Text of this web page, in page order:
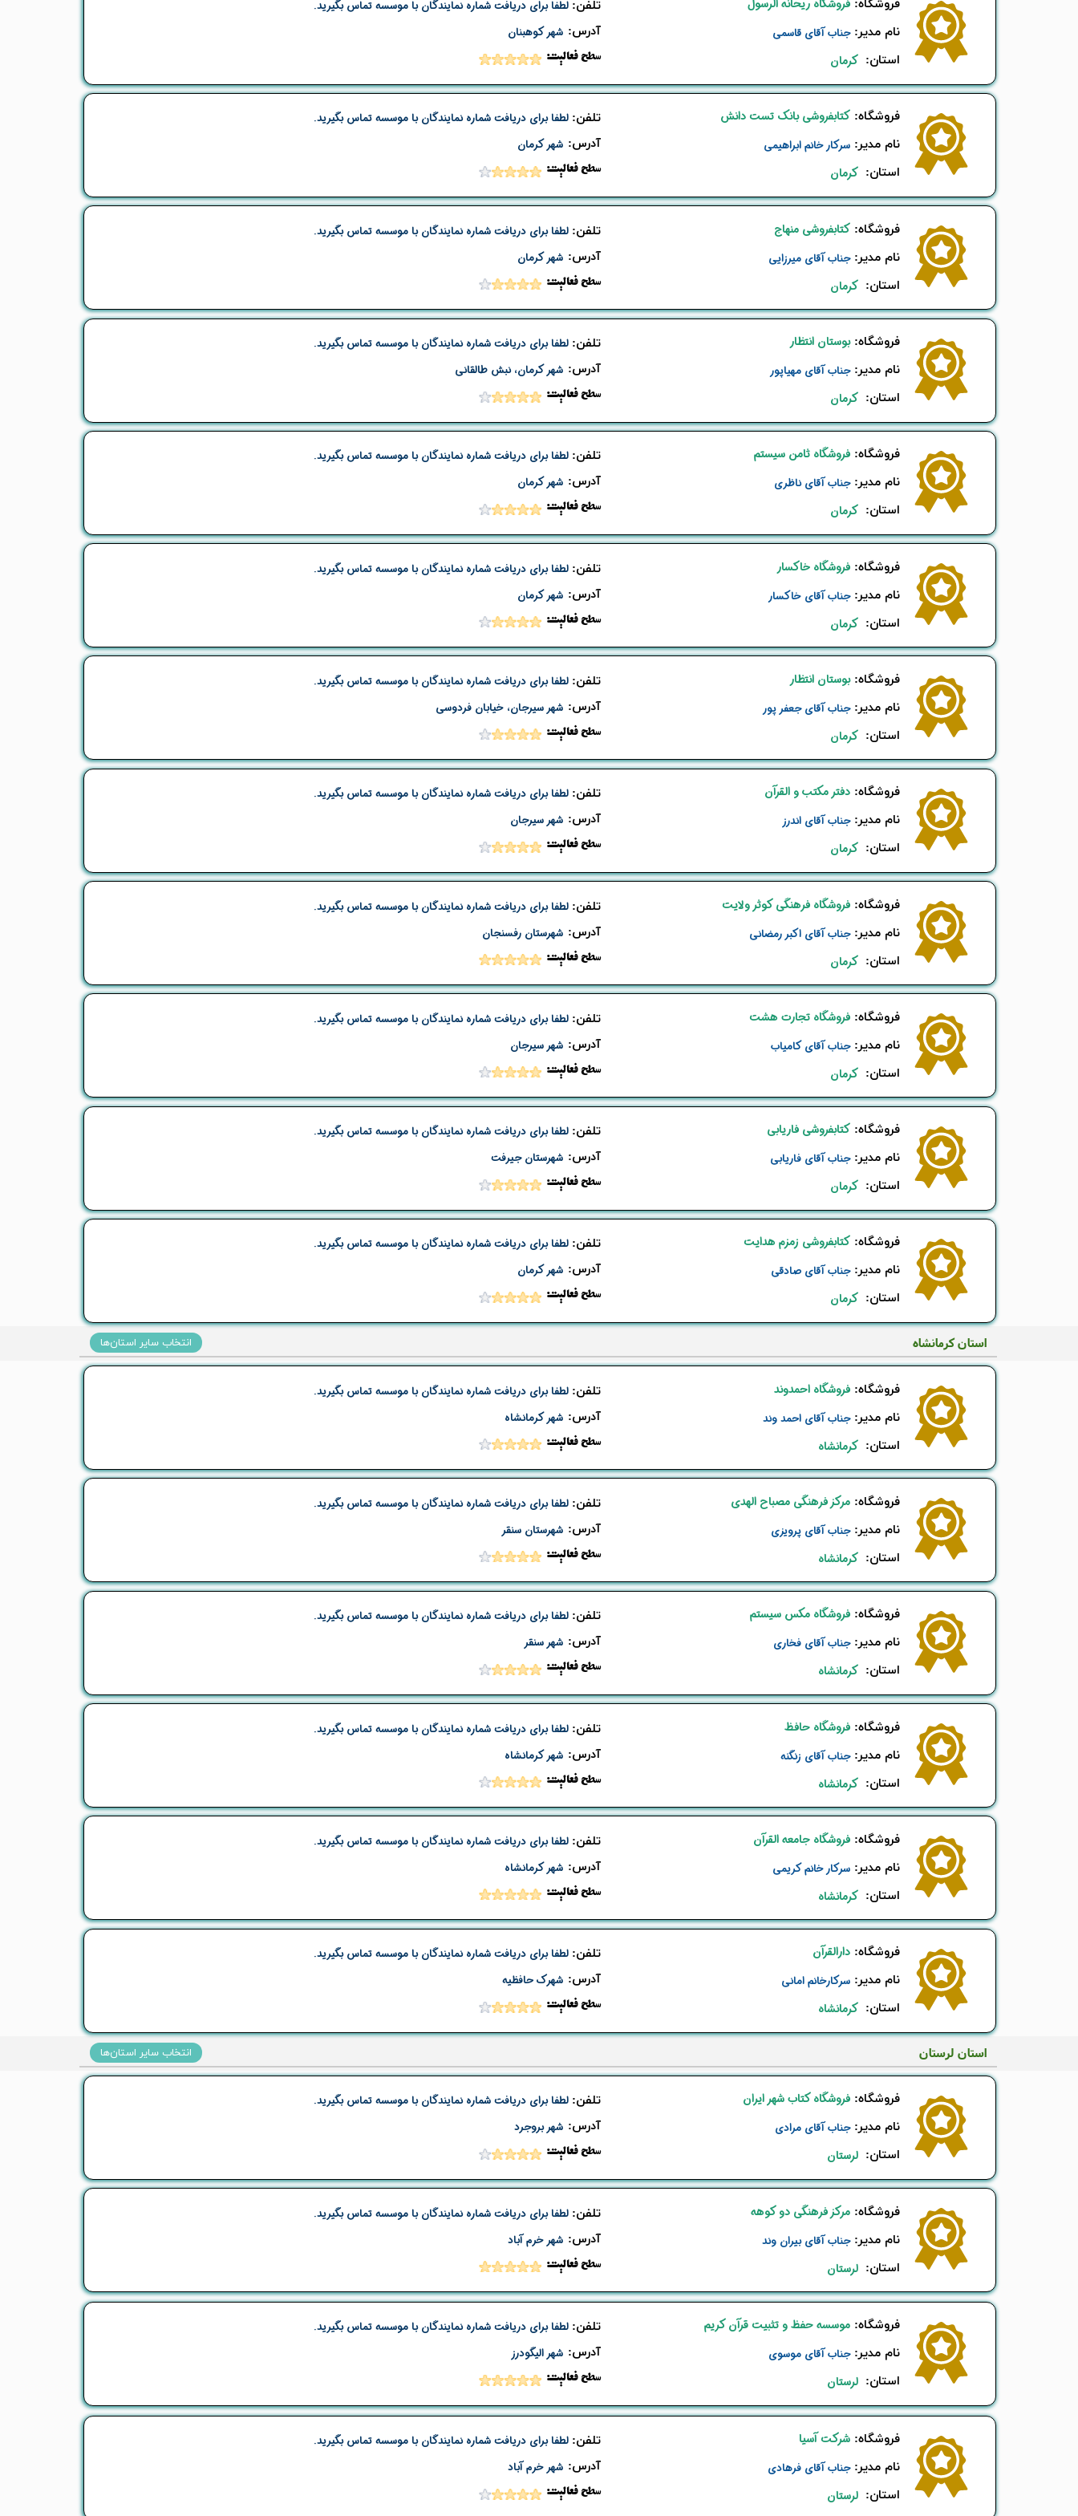
شهر کوهبنان ​آدرس:
​فروشگاه:
نام ​مدیر:
استان:
​​سطح فعالیت: کرمان
جناب آقای قاسمی
تلفن: لطفا برای دریافت شماره نمایندگان با موسسه تماس بگیرید. فروشگاه ریحانه الرسول
شهر کرمان ​آدرس:
​فروشگاه:
نام ​مدیر:
استان:
​​سطح فعالیت: کرمان
سرکار خانم ابراهیمی
تلفن: لطفا برای دریافت شماره نمایندگان با موسسه تماس بگیرید. کتابفروشی بانک تست دانش
شهر کرمان ​آدرس:
​فروشگاه:
نام ​مدیر:
استان:
​​سطح فعالیت: کرمان
جناب آقای میرزایی
تلفن: لطفا برای دریافت شماره نمایندگان با موسسه تماس بگیرید. کتابفروشی منهاج
شهر کرمان، نبش طالقانی ​آدرس:
​فروشگاه:
نام ​مدیر:
استان:
​​سطح فعالیت: کرمان
جناب آقای مهیاپور
تلفن: لطفا برای دریافت شماره نمایندگان با موسسه تماس بگیرید. بوستان انتظار
شهر کرمان ​آدرس:
​فروشگاه:
نام ​مدیر:
استان:
​​سطح فعالیت: کرمان
جناب آقای ناظری
تلفن: لطفا برای دریافت شماره نمایندگان با موسسه تماس بگیرید. فروشگاه ثامن سیستم
شهر کرمان ​آدرس:
​فروشگاه:
نام ​مدیر:
استان:
​​سطح فعالیت: کرمان
جناب آقای خاکسار
تلفن: لطفا برای دریافت شماره نمایندگان با موسسه تماس بگیرید. فروشگاه خاکسار
شهر سیرجان، خیابان فردوسی ​آدرس:
​فروشگاه:
نام ​مدیر:
استان:
​​سطح فعالیت: کرمان
جناب آقای جعفر پور
تلفن: لطفا برای دریافت شماره نمایندگان با موسسه تماس بگیرید. بوستان انتظار
شهر سیرجان ​آدرس:
​فروشگاه:
نام ​مدیر:
استان:
​​سطح فعالیت: کرمان
جناب آقای اندرز
تلفن: لطفا برای دریافت شماره نمایندگان با موسسه تماس بگیرید. دفتر مکتب و القرآن
شهرستان رفسنجان ​آدرس:
​فروشگاه:
نام ​مدیر:
استان:
​​سطح فعالیت: کرمان
جناب آقای اکبر رمضانی
تلفن: لطفا برای دریافت شماره نمایندگان با موسسه تماس بگیرید. فروشگاه فرهنگی کوثر ولایت
شهر سیرجان ​آدرس:
​فروشگاه:
نام ​مدیر:
استان:
​​سطح فعالیت: کرمان
جناب آقای کامیاب
تلفن: لطفا برای دریافت شماره نمایندگان با موسسه تماس بگیرید. فروشگاه تجارت هشت
شهرستان جیرفت ​آدرس:
​فروشگاه:
نام ​مدیر:
استان:
​​سطح فعالیت: کرمان
جناب آقای فاریابی
تلفن: لطفا برای دریافت شماره نمایندگان با موسسه تماس بگیرید. کتابفروشی فاریابی
شهر کرمان ​آدرس:
​فروشگاه:
نام ​مدیر:
استان:
​​سطح فعالیت: کرمان
جناب آقای صادقی
تلفن: لطفا برای دریافت شماره نمایندگان با موسسه تماس بگیرید. کتابفروشی زمزم هدایت
​استان کرمانشاه انتخاب سایر استان‌ها
شهر کرمانشاه ​آدرس:
​فروشگاه:
نام ​مدیر:
استان:
​​سطح فعالیت: کرمانشاه
جناب آقای احمد وند
تلفن: لطفا برای دریافت شماره نمایندگان با موسسه تماس بگیرید. فروشگاه احمدوند
شهرستان سنقر ​آدرس:
​فروشگاه:
نام ​مدیر:
استان:
​​سطح فعالیت: کرمانشاه
جناب آقای پرویزی
تلفن: لطفا برای دریافت شماره نمایندگان با موسسه تماس بگیرید. مرکز فرهنگی مصباح الهدی
شهر سنقر ​آدرس:
​فروشگاه:
نام ​مدیر:
استان:
​​سطح فعالیت: کرمانشاه
جناب آقای فخاری
تلفن: لطفا برای دریافت شماره نمایندگان با موسسه تماس بگیرید. فروشگاه مکس سیستم
شهر کرمانشاه ​آدرس:
​فروشگاه:
نام ​مدیر:
استان:
​​سطح فعالیت: کرمانشاه
جناب آقای زنگنه
تلفن: لطفا برای دریافت شماره نمایندگان با موسسه تماس بگیرید. فروشگاه حافظ
شهر کرمانشاه ​آدرس:
​فروشگاه:
نام ​مدیر:
استان:
​​سطح فعالیت: کرمانشاه
سرکار خانم کریمی
تلفن: لطفا برای دریافت شماره نمایندگان با موسسه تماس بگیرید. فروشگاه جامعه القرآن
شهرک حافظیه ​آدرس:
​فروشگاه:
نام ​مدیر:
استان:
​​سطح فعالیت: کرمانشاه
سرکارخانم امانی
تلفن: لطفا برای دریافت شماره نمایندگان با موسسه تماس بگیرید. دارالقرآن
​استان لرستان انتخاب سایر استان‌ها
شهر بروجرد ​آدرس:
​فروشگاه:
نام ​مدیر:
استان:
​​سطح فعالیت: لرستان
جناب آقای مرادی
تلفن: لطفا برای دریافت شماره نمایندگان با موسسه تماس بگیرید. فروشگاه کتاب شهر ایران
شهر خرم آباد ​آدرس:
​فروشگاه:
نام ​مدیر:
استان:
​​سطح فعالیت: لرستان
جناب آقای بیران وند
تلفن: لطفا برای دریافت شماره نمایندگان با موسسه تماس بگیرید. مرکز فرهنگی دو کوهه
شهر الیگودرز ​آدرس:
​فروشگاه:
نام ​مدیر:
استان:
​​سطح فعالیت: لرستان
جناب آقای موسوی
تلفن: لطفا برای دریافت شماره نمایندگان با موسسه تماس بگیرید. موسسه حفظ و تثبیت قرآن کریم
شهر خرم آباد ​آدرس:
​فروشگاه:
نام ​مدیر:
استان:
​​سطح فعالیت: لرستان
جناب آقای فرهادی
تلفن: لطفا برای دریافت شماره نمایندگان با موسسه تماس بگیرید. شرکت آسیا